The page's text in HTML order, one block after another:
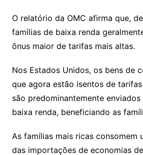
O relatório da OMC afirma que,
famílias de baixa renda
ônus maior de tarifas mais altas.
Nos Estados Unidos, os bens de
que agora estão isentos de
são predominantemente
baixa renda, beneficiando as
As famílias mais ricas consomem
das importações de economias